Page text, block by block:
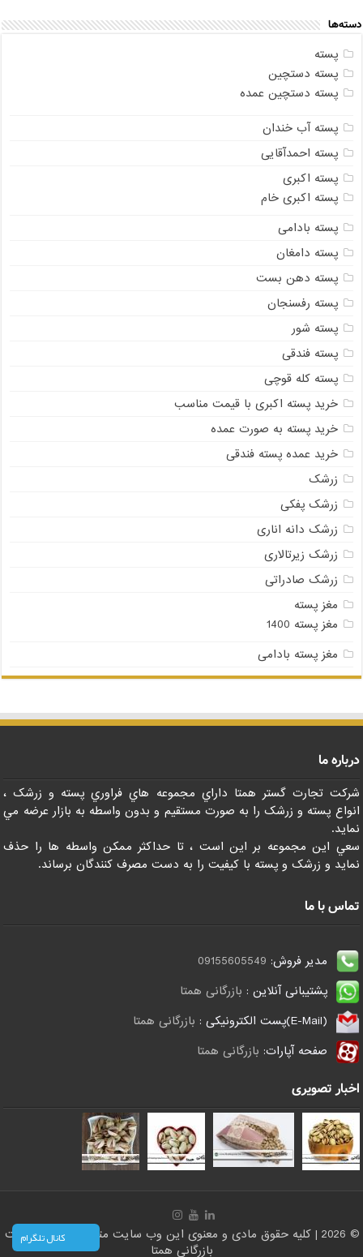
دسته‌ها
پسته
پسته دستچین
پسته دستچین عمده
پسته آب خندان
پسته احمدآقایی
پسته اکبری
پسته اکبری خام
پسته بادامی
پسته دامغان
پسته دهن بست
پسته رفسنجان
پسته شور
پسته فندقی
پسته کله قوچی
خرید پسته اکبری با قیمت مناسب
خرید پسته به صورت عمده
خرید عمده پسته فندقی
زرشک
زرشک پفکی
زرشک دانه اناری
زرشک زیرتالاری
زرشک صادراتی
مغز پسته
مغز پسته 1400
مغز پسته بادامی
درباره ما
شرکت تجارت گستر همتا داراي مجموعه هاي فراوري پسته و زرشک ،
انواع پسته و زرشک را به صورت مستقيم و بدون واسطه به بازار عرضه مي
نمايد.
سعي اين مجموعه بر اين است ، تا حداکثر ممکن واسطه ها را حذف
نمايد و زرشک و پسته با کيفيت را به دست مصرف کنندگان برساند.
تماس با ما
مدیر فروش: 09155605549
پشتیبانی آنلاین : بازرگانی همتا
(E-Mail)پست الکترونیکی :
بازرگانی همتا
صفحه آپارات: بازرگانی همتا
اخبار تصویری
© 2026 | کلیه حقوق مادی و معنوی این وب سایت متعلق است به سایت
بازرگانی همتا
کانال تلگرام